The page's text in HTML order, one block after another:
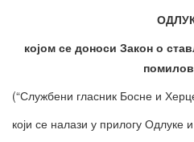
којом се доноси Закон о
(“Службени гласник Босне и
који се налази у прилогу Одлуке